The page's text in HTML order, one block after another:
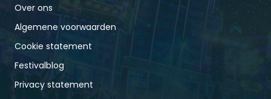
Over ons
Algemene voorwaarden
Cookie statement
Festivalblog
Privacy statement